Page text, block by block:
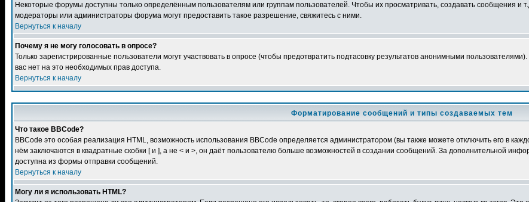
Некоторые форумы доступны только определённым пользователям или группам пользователей. Чтобы их просматривать, создавать сообщения и
модераторы или администраторы форума могут предоставить такое разрешение, свяжитесь с ними.
Вернуться к началу
Почему я не могу голосовать в опросе?
Только зарегистрированные пользователи могут участвовать в опросе (чтобы предотвратить подтасовку результатов анонимными
вас нет на это необходимых прав доступа.
Вернуться к началу
Форматирование сообщений и типы создаваемых тем
Что такое BBCode?
BBCode это особая реализация HTML, возможность использования BBCode определяется администратором (вы также можете отключить его в
нём заключаются в квадратные скобки [ и ], а не < и >, он даёт пользователю больше возможностей в создании сообщений. За дополнительной
доступна из формы отправки сообщений.
Вернуться к началу
Могу ли я использовать HTML?